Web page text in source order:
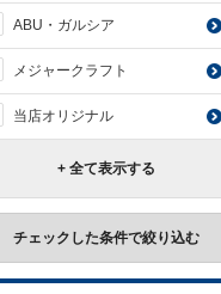
ABU・ガルシア
メジャークラフト
当店オリジナル
+ 全て表示する
チェックした条件で絞り込む